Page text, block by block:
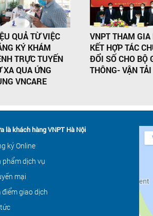
QUẢ TỪ VIỆC
KÝ KHÁM
TRỰC TUYẾN
XA QUA ỨNG
VNCARE
VNPT THAM GIA
KẾT HỢP TÁC
ĐỔI SỐ CHO BỘ
THÔNG- VẬN TẢI
là khách hàng VNPT Hà Nội
ký Online
phẩm dịch vụ
mại
điểm giao dịch